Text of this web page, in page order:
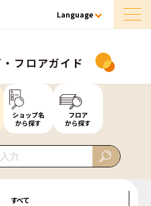
Language
フロアガイド
ショップ名
から探す
フロア
から探す
すべて